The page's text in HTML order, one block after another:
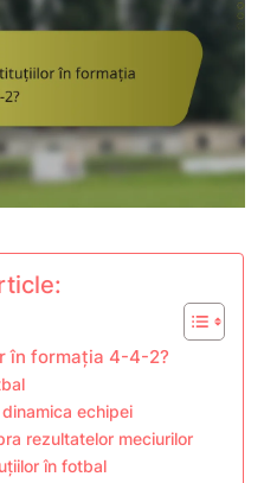
în formația 4-4-2?
echipei
rezultatelor meciurilor
în fotbal